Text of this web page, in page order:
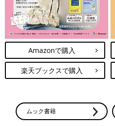
Amazonで購入
楽天ブックスで購入
ムック書籍